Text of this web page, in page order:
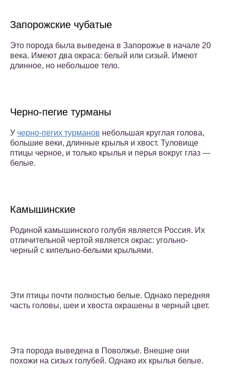
Запорожские чубатые
Это порода была выведена в Запорожье в начале 20
века. Имеют два окраса: белый или сизый. Имеют
длинное, но небольшое тело.
Черно-пегие турманы
У черно-пегих турманов небольшая круглая голова,
большие веки, длинные крылья и хвост. Туловище
птицы черное, и только крылья и перья вокруг глаз —
белые.
Камышинские
Родиной камышинского голубя является Россия. Их
отличительной чертой является окрас: угольно-
черный с кипельно-белыми крыльями.
Эти птицы почти полностью белые. Однако передняя
часть головы, шеи и хвоста окрашены в черный цвет.
Эта порода выведена в Поволжье. Внешне они
похожи на сизых голубей. Однако их крылья белые.